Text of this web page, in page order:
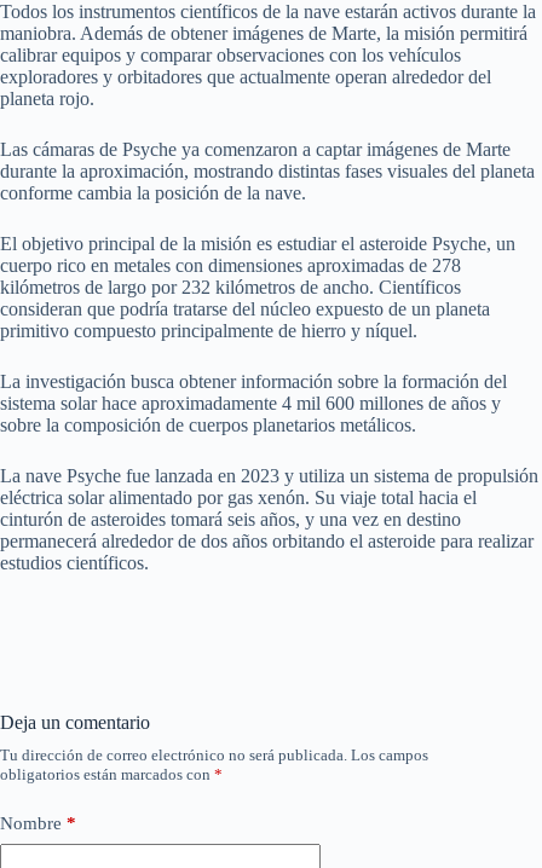
Todos los instrumentos científicos de la nave estarán activos durante la
maniobra. Además de obtener imágenes de Marte, la misión permitirá
calibrar equipos y comparar observaciones con los vehículos
exploradores y orbitadores que actualmente operan alrededor del
planeta rojo.
Las cámaras de Psyche ya comenzaron a captar imágenes de Marte
durante la aproximación, mostrando distintas fases visuales del planeta
conforme cambia la posición de la nave.
El objetivo principal de la misión es estudiar el asteroide Psyche, un
cuerpo rico en metales con dimensiones aproximadas de 278
kilómetros de largo por 232 kilómetros de ancho. Científicos
consideran que podría tratarse del núcleo expuesto de un planeta
primitivo compuesto principalmente de hierro y níquel.
La investigación busca obtener información sobre la formación del
sistema solar hace aproximadamente 4 mil 600 millones de años y
sobre la composición de cuerpos planetarios metálicos.
La nave Psyche fue lanzada en 2023 y utiliza un sistema de propulsión
eléctrica solar alimentado por gas xenón. Su viaje total hacia el
cinturón de asteroides tomará seis años, y una vez en destino
permanecerá alrededor de dos años orbitando el asteroide para realizar
estudios científicos.
Deja un comentario
Tu dirección de correo electrónico no será publicada. Los campos
obligatorios están marcados con *
Nombre *